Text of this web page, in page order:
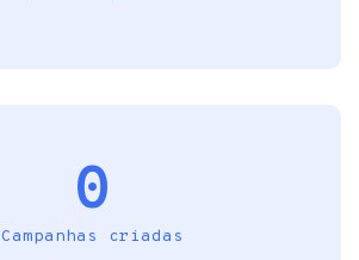
0
Campanhas criadas